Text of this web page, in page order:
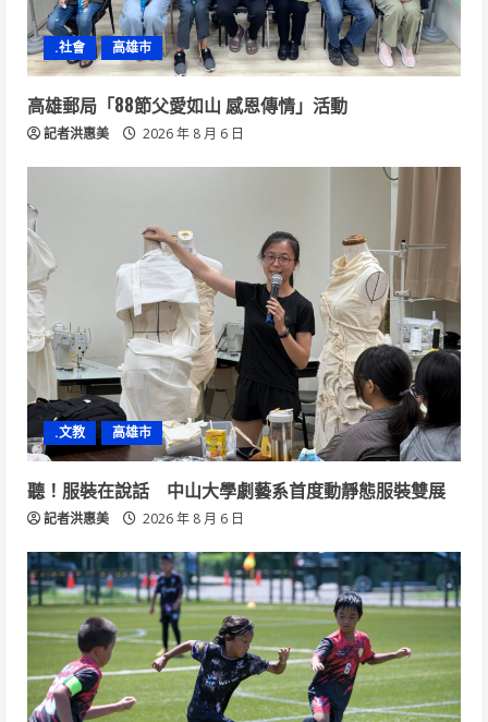
.社會 高雄市
高雄郵局「88節父愛如山 感恩傳情」活動
記者洪惠美 2026 年 8 月 6 日
.文教 高雄市
聽！服裝在說話 中山大學劇藝系首度動靜態服裝雙展
記者洪惠美 2026 年 8 月 6 日